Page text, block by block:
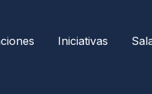
Iniciativas